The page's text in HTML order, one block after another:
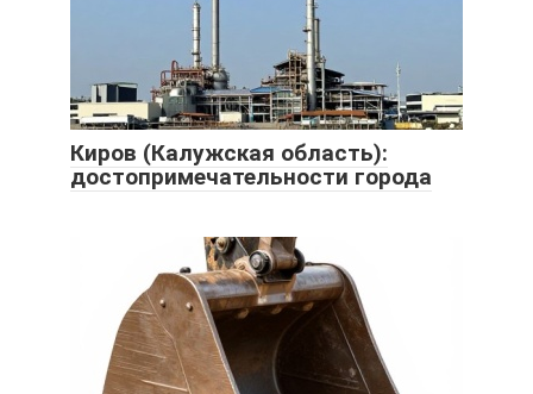
Киров (Калужская область):
достопримечательности города